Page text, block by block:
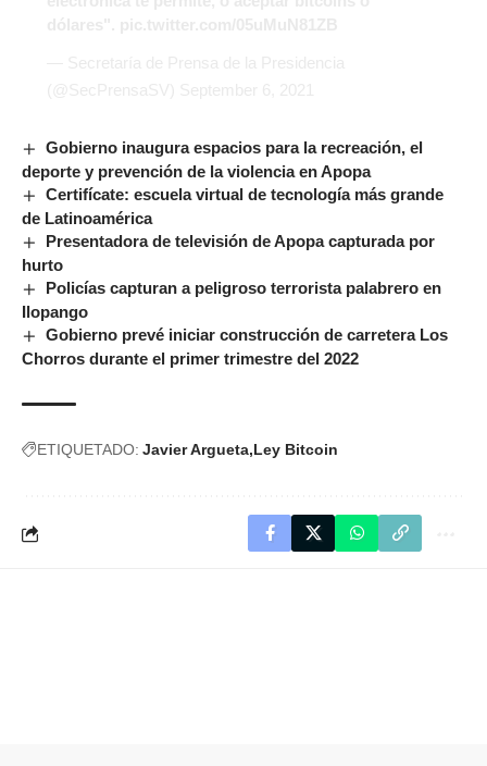
Gobierno inaugura espacios para la recreación, el
deporte y prevención de la violencia en Apopa
Certifícate: escuela virtual de tecnología más grande
de Latinoamérica
Presentadora de televisión de Apopa capturada por
hurto
Policías capturan a peligroso terrorista palabrero en
Ilopango
Gobierno prevé iniciar construcción de carretera Los
Chorros durante el primer trimestre del 2022
ETIQUETADO: Javier Argueta Ley Bitcoin